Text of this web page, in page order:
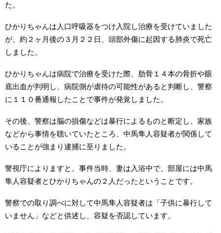
た。
ひかりちゃんは人口呼吸器をつけ入院し治療を受けていました
が、約２ヶ月後の３月２２日、頭部外傷に起因する肺炎で死亡
しました。
ひかりちゃんは病院で治療を受けた際、肋骨１４本の骨折や眼
底出血が判明し、病院側が虐待の可能性があると判断し、警察
に１１０番通報したことで事件が発覚しました。
その後、警察は脳の損傷などは暴行によるものと断定し、家族
などから事情を聴いていたところ、中馬隼人容疑者が関係して
いることが強まり逮捕に至りました。
警視庁によりますと、事件当時、妻は入浴中で、部屋には中馬
隼人容疑者とひかりちゃんの２人だったということです。
警察での取り調べに対して中馬隼人容疑者は「子供に暴行して
いません」などと供述し、容疑を否認しています。